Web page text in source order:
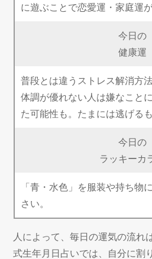
に遊ぶことで恋愛運・家庭運
今日の
健康運
普段とは違うストレス解消方
体調が優れない人は嫌なこと
た可能性も。たまには逃げるも
今日の
ラッキーカ
「青・水色」を服装や持ち物
さい。
人によって、毎日の運気の流れ
式生年月日占いでは、自分に割